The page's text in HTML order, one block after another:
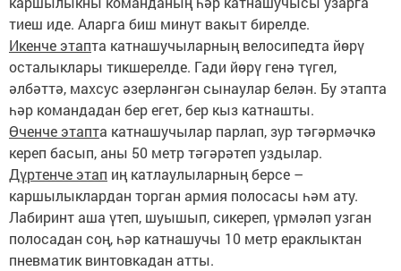
тиеш иде. Аларга биш минут вакыт бирелде.
Икенче этапта катнашучыларның велосипедта йөрү
осталыклары тикшерелде. Гади йөрү генә түгел,
әлбәттә, махсус әзерләнгән сынаулар белән. Бу этапта
һәр командадан бер егет, бер кыз катнашты.
Өченче этапта катнашучылар парлап, зур тәгәрмәчкә
кереп басып, аны 50 метр тәгәрәтеп уздылар.
Дүртенче этап иң катлаулыларның берсе –
каршылыклардан торган армия полосасы һәм ату.
Лабиринт аша үтеп, шуышып, сикереп, үрмәләп узган
полосадан соң, һәр катнашучы 10 метр ераклыктан
пневматик винтовкадан атты.